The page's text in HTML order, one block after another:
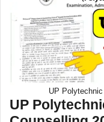
UP
UP